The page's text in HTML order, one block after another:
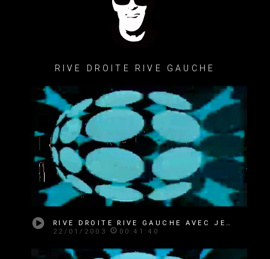
RIVE DROITE RIVE GAUCHE
RIVE DROITE RIVE GAUCHE AVEC JEAN BAUDRILLARD
22/01/2003
00:41:40